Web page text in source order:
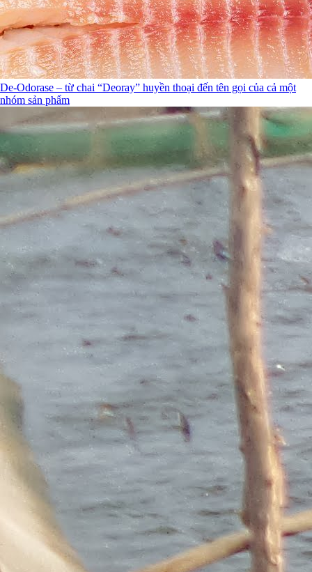
De-Odorase – từ chai “Deoray” huyền thoại đến tên gọi của cả một
nhóm sản phẩm